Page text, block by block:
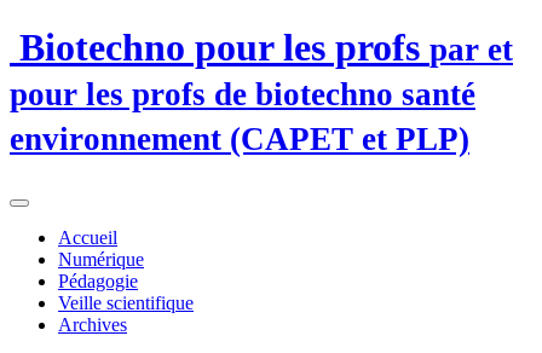
Biotechno pour les profs par et
pour les profs de biotechno santé
environnement (CAPET et PLP)
Accueil
Numérique
Pédagogie
Veille scientifique
Archives